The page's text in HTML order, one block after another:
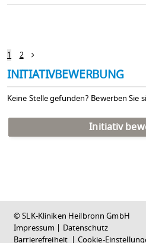
1 2
INITIATIVBEWERBUNG
Keine Stelle gefunden? Bewerben Sie
Initiativ
© SLK-Kliniken Heilbronn GmbH
Impressum | Datenschutz
Barrierefreiheit | Cookie-